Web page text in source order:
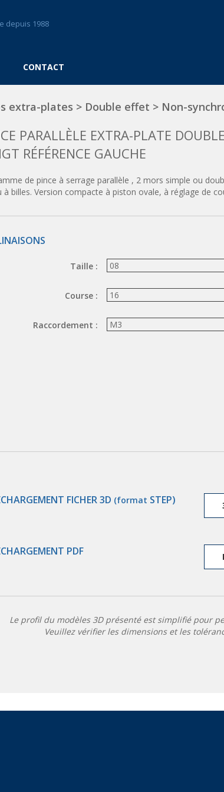
depuis 1988
CONTACT
extra-plates > Double effet > Non-
PARALLÈLE EXTRA-PLATE
RÉFÉRENCE GAUCHE
de pince à serrage parallèle , 2 mors simple ou
à billes. Version compacte à piston ovale, à réglage de
Taille :
Course :
Raccordement :
FICHER 3D (format STEP)
PDF
Le profil du modèles 3D présenté est simplifié pour
Veuillez vérifier les dimensions et les